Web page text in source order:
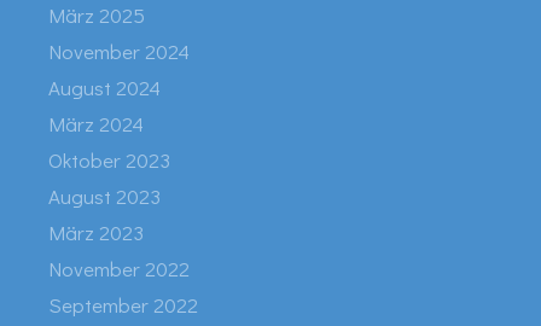
März 2025
November 2024
August 2024
März 2024
Oktober 2023
August 2023
März 2023
November 2022
September 2022